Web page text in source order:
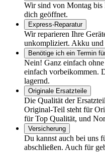
Wir sind von Montag
dich geöffnet.
Express-Reparatur
Wir reparieren Ihre
unkompliziert. Akku
Benötige ich ein Termin
Nein! Ganz einfach
einfach vorbeikommen.
lagernd.
Originale Ersatzteile
Die Qualität der
Original-Teil steht für
für Top Qualität, und
Versicherung
Du kannst auch bei uns
abschließen. Auch für